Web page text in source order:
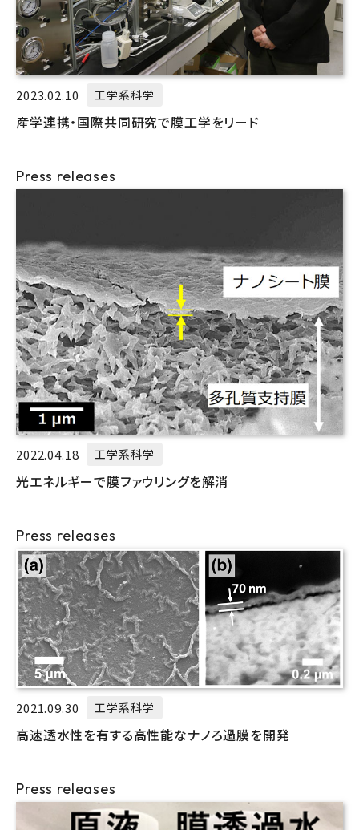
2023.02.10 工学系科学
産学連携・国際共同研究で膜工学をリード
Press releases
2022.04.18 工学系科学
光エネルギーで膜ファウリングを解消
Press releases
2021.09.30 工学系科学
高速透水性を有する高性能なナノろ過膜を開発
Press releases